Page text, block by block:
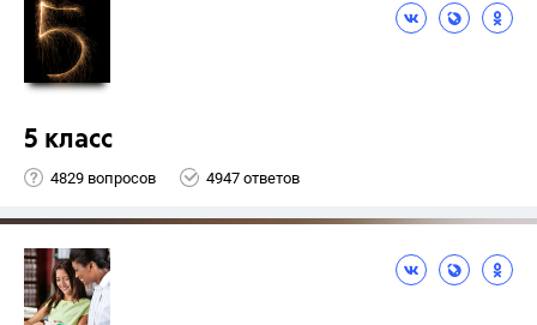
5 класс
4829 вопросов 4947 ответов